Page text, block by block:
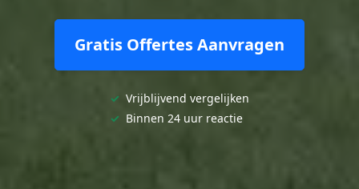
Gratis Offertes Aanvragen
✓ Vrijblijvend vergelijken
✓ Binnen 24 uur reactie